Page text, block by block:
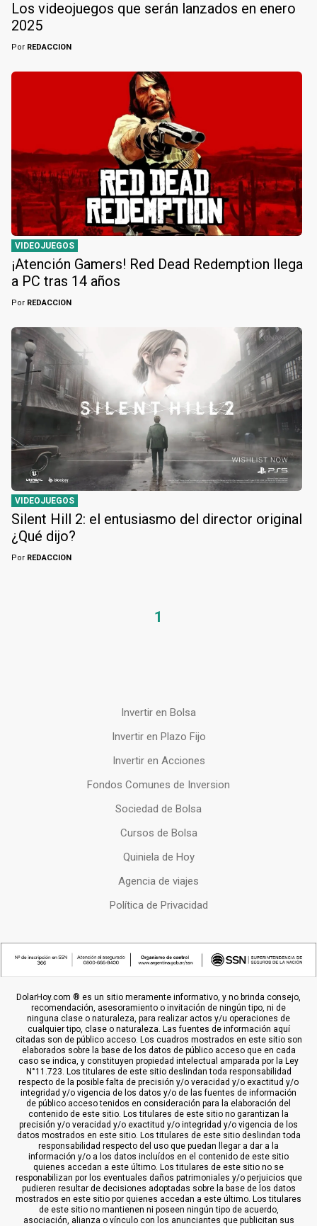
Los videojuegos que serán lanzados en enero
2025
Por REDACCION
VIDEOJUEGOS
¡Atención Gamers! Red Dead Redemption llega
a PC tras 14 años
Por REDACCION
VIDEOJUEGOS
Silent Hill 2: el entusiasmo del director original
¿Qué dijo?
Por REDACCION
1
Invertir en Bolsa
Invertir en Plazo Fijo
Invertir en Acciones
Fondos Comunes de Inversion
Sociedad de Bolsa
Cursos de Bolsa
Quiniela de Hoy
Agencia de viajes
Política de Privacidad
DolarHoy.com ® es un sitio meramente informativo, y no brinda consejo,
recomendación, asesoramiento o invitación de ningún tipo, ni de
ninguna clase o naturaleza, para realizar actos y/u operaciones de
cualquier tipo, clase o naturaleza. Las fuentes de información aquí
citadas son de público acceso. Los cuadros mostrados en este sitio son
elaborados sobre la base de los datos de público acceso que en cada
caso se indica, y constituyen propiedad intelectual amparada por la Ley
N°11.723. Los titulares de este sitio deslindan toda responsabilidad
respecto de la posible falta de precisión y/o veracidad y/o exactitud y/o
integridad y/o vigencia de los datos y/o de las fuentes de información
de público acceso tenidos en consideración para la elaboración del
contenido de este sitio. Los titulares de este sitio no garantizan la
precisión y/o veracidad y/o exactitud y/o integridad y/o vigencia de los
datos mostrados en este sitio. Los titulares de este sitio deslindan toda
responsabilidad respecto del uso que puedan llegar a dar a la
información y/o a los datos incluídos en el contenido de este sitio
quienes accedan a este último. Los titulares de este sitio no se
responabilizan por los eventuales daños patrimoniales y/o perjuicios que
pudieren resultar de decisiones adoptadas sobre la base de los datos
mostrados en este sitio por quienes accedan a este último. Los titulares
de este sitio no mantienen ni poseen ningún tipo de acuerdo,
asociación, alianza o vínculo con los anunciantes que publicitan sus